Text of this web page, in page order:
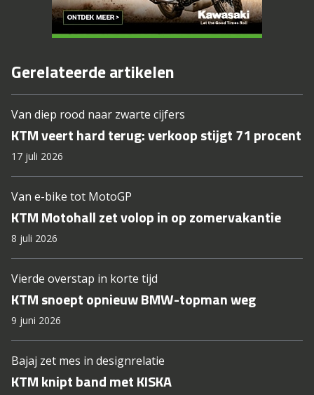
Gerelateerde artikelen
Van diep rood naar zwarte cijfers
KTM veert hard terug: verkoop stijgt 71 procent
17 juli 2026
Van e-bike tot MotoGP
KTM Motohall zet volop in op zomervakantie
8 juli 2026
Vierde overstap in korte tijd
KTM snoept opnieuw BMW-topman weg
9 juni 2026
Bajaj zet mes in designrelatie
KTM knipt band met KISKA